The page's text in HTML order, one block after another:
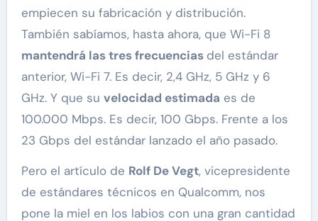
empiecen su fabricación y distribución.
También sabíamos, hasta ahora, que Wi-Fi 8
mantendrá las tres frecuencias del estándar
anterior, Wi-Fi 7. Es decir, 2,4 GHz, 5 GHz y 6
GHz. Y que su velocidad estimada es de
100.000 Mbps. Es decir, 100 Gbps. Frente a los
23 Gbps del estándar lanzado el año pasado.
Pero el artículo de Rolf De Vegt, vicepresidente
de estándares técnicos en Qualcomm, nos
pone la miel en los labios con una gran cantidad